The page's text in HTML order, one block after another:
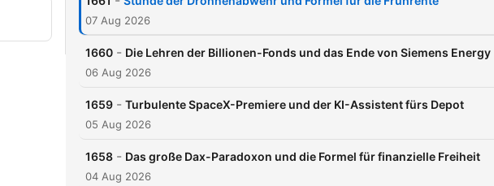
eine Bonus-Folge mit einem
Börsenexperten. Mit den
Oetjen, Holger Zschäpitz,
07 Aug 2026
1660 - Die Lehren der Billionen-Fonds und das Ende von Siemens Energy
06 Aug 2026
1659 - Turbulente SpaceX-Premiere und der KI-Assistent fürs Depot
05 Aug 2026
1658 - Das große Dax-Paradoxon und die Formel für finanzielle Freiheit
04 Aug 2026